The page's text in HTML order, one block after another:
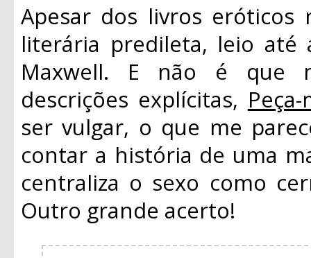
Apesar dos livros eróticos
literária predileta, leio até
Maxwell. E não é que
descrições explícitas,
ser vulgar, o que me
contar a história de uma
centraliza o sexo como
Outro grande acerto!